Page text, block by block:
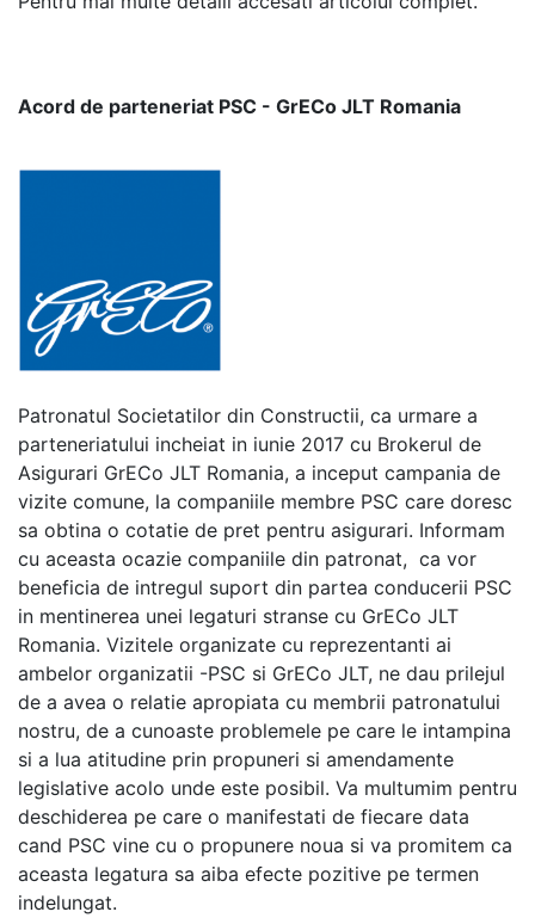
Acord de parteneriat PSC - GrECo JLT Romania
Patronatul Societatilor din Constructii, ca urmare a
parteneriatului incheiat in iunie 2017 cu Brokerul de
Asigurari GrECo JLT Romania, a inceput campania de
vizite comune, la companiile membre PSC care doresc
sa obtina o cotatie de pret pentru asigurari. Informam
cu aceasta ocazie companiile din patronat, ca vor
beneficia de intregul suport din partea conducerii PSC
in mentinerea unei legaturi stranse cu GrECo JLT
Romania. Vizitele organizate cu reprezentanti ai
ambelor organizatii -PSC si GrECo JLT, ne dau prilejul
de a avea o relatie apropiata cu membrii patronatului
nostru, de a cunoaste problemele pe care le intampina
si a lua atitudine prin propuneri si amendamente
legislative acolo unde este posibil. Va multumim pentru
deschiderea pe care o manifestati de fiecare data
cand PSC vine cu o propunere noua si va promitem ca
aceasta legatura sa aiba efecte pozitive pe termen
indelungat.